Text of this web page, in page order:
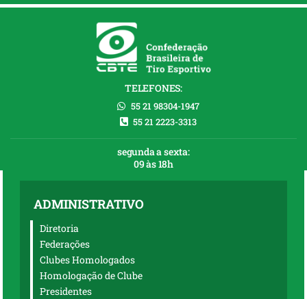
TELEFONES:
55 21 98304-1947
55 21 2223-3313
segunda a sexta:
09 às 18h
ADMINISTRATIVO
Diretoria
Federações
Clubes Homologados
Homologação de Clube
Presidentes